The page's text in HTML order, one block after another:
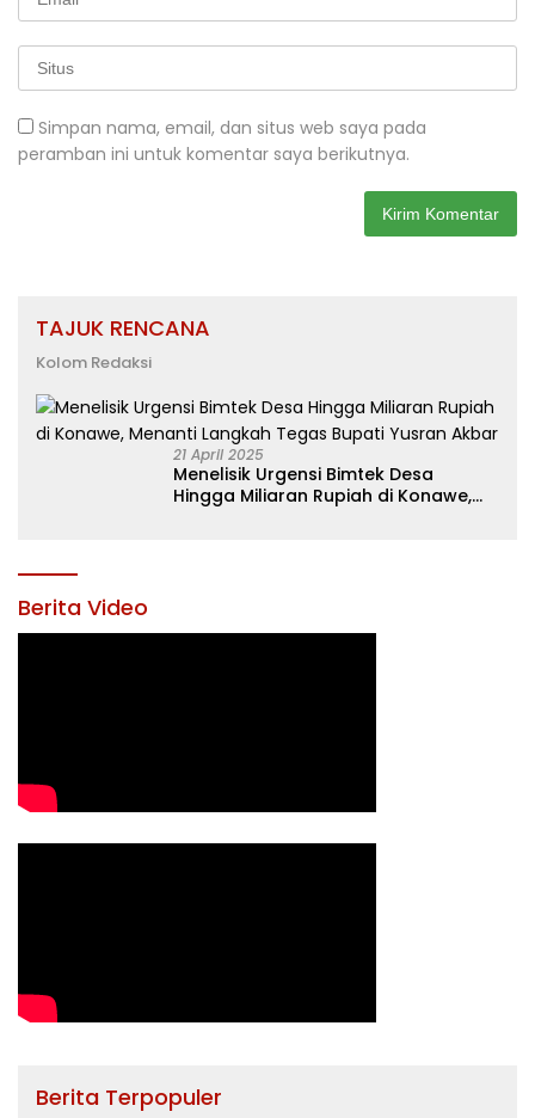
Simpan nama, email, dan situs web saya pada
peramban ini untuk komentar saya berikutnya.
TAJUK RENCANA
Kolom Redaksi
21 April 2025
Menelisik Urgensi Bimtek Desa
Hingga Miliaran Rupiah di Konawe,
Berita Video
Berita Terpopuler